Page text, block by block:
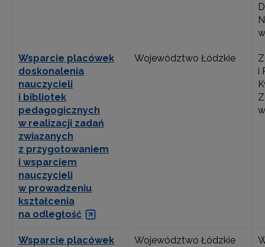
Wsparcie placówek
doskonalenia
nauczycieli
i bibliotek
pedagogicznych
w realizacji zadań
związanych
z przygotowaniem
i wsparciem
nauczycieli
w prowadzeniu
kształcenia
na odległość
Województwo Łódzkie
i
Wsparcie placówek
Województwo Łódzkie